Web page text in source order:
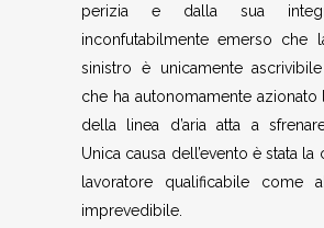
perizia e dalla sua
inconfutabilmente emerso che
sinistro è unicamente
che ha autonomamente azionato
della linea d’aria atta a
Unica causa dell’evento è stata la
lavoratore qualificabile come
imprevedibile.